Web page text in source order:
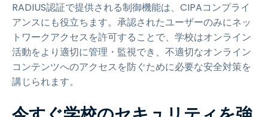
RADIUS認証で提供される制御機能は、CIPAコンプライ
アンスにも役立ちます。承認されたユーザーのみにネッ
トワークアクセスを許可することで、学校はオンライン
活動をより適切に管理・監視でき、不適切なオンライン
コンテンツへのアクセスを防ぐために必要な安全対策を
講じられます。